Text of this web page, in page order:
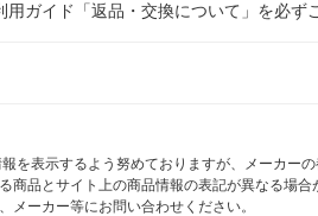
用ガイド「返品・交換について」を必ず
を表示するよう努めておりますが、メーカー
商品とサイト上の商品情報の表記が異なる場
メーカー等にお問い合わせください。